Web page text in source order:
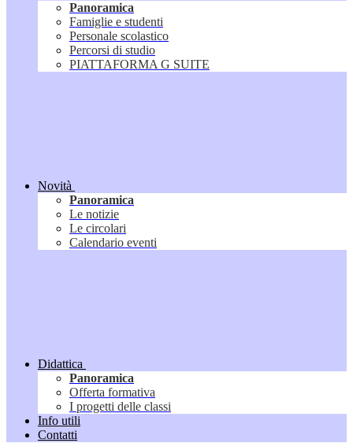
Panoramica
Famiglie e studenti
Personale scolastico
Percorsi di studio
PIATTAFORMA G SUITE
Novità
Panoramica
Le notizie
Le circolari
Calendario eventi
Didattica
Panoramica
Offerta formativa
I progetti delle classi
Info utili
Contatti